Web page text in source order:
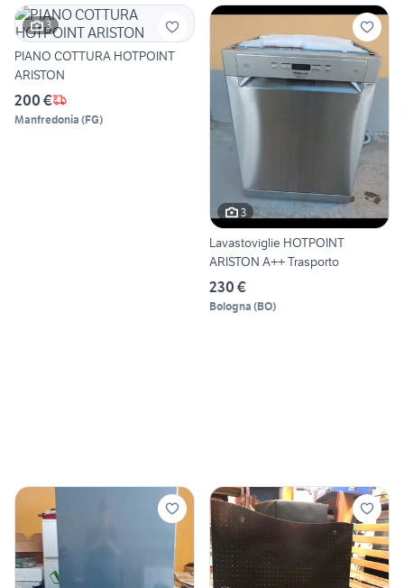
3
PIANO COTTURA HOTPOINT
ARISTON
200 €
Manfredonia (FG)
3
Lavastoviglie HOTPOINT
ARISTON A++ Trasporto
230 €
Bologna (BO)